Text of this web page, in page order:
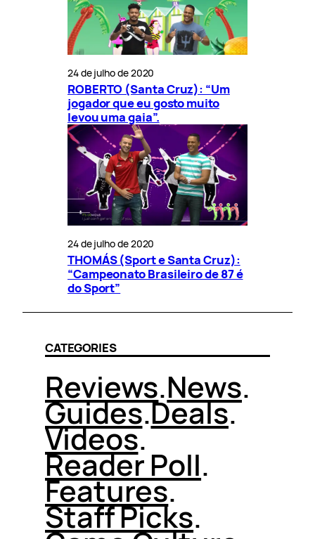
24 de julho de 2020
ROBERTO (Santa Cruz): “Um
jogador que eu gosto muito
levou uma gaia”.
24 de julho de 2020
THOMÁS (Sport e Santa Cruz):
“Campeonato Brasileiro de 87 é
do Sport”
CATEGORIES
Reviews.News.
Guides.Deals.
Videos.
Reader Poll.
Features.
Staff Picks.